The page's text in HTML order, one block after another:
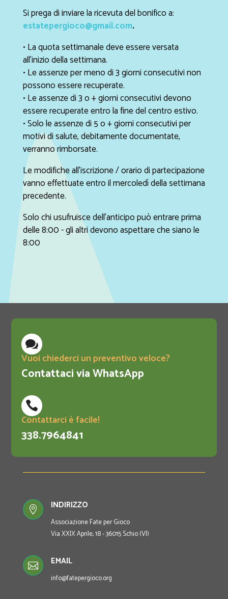
Si prega di inviare la ricevuta del bonifico a:
estatepergioco@gmail.com.
• La quota settimanale deve essere versata
all'inizio della settimana.
• Le assenze per meno di 3 giorni consecutivi non
possono essere recuperate.
• Le assenze di 3 o + giorni consecutivi devono
essere recuperate entro la fine del centro estivo.
• Solo le assenze di 5 o + giorni consecutivi per
motivi di salute, debitamente documentate,
verranno rimborsate.
Le modifiche all'iscrizione / orario di partecipazione
vanno effettuate entro il mercoledì della settimana
precedente.
Solo chi usufruisce dell'anticipo può entrare prima
delle 8:00 - gli altri devono aspettare che siano le
8:00

Vuoi chiederci un preventivo veloce?
Contattaci via WhatsApp

Contattarci è facile!
338.7964841
 INDIRIZZO
Associazione Fate per Gioco
Via XXIX Aprile, 18 - 36015 Schio (VI)
 EMAIL
info@fatepergioco.org